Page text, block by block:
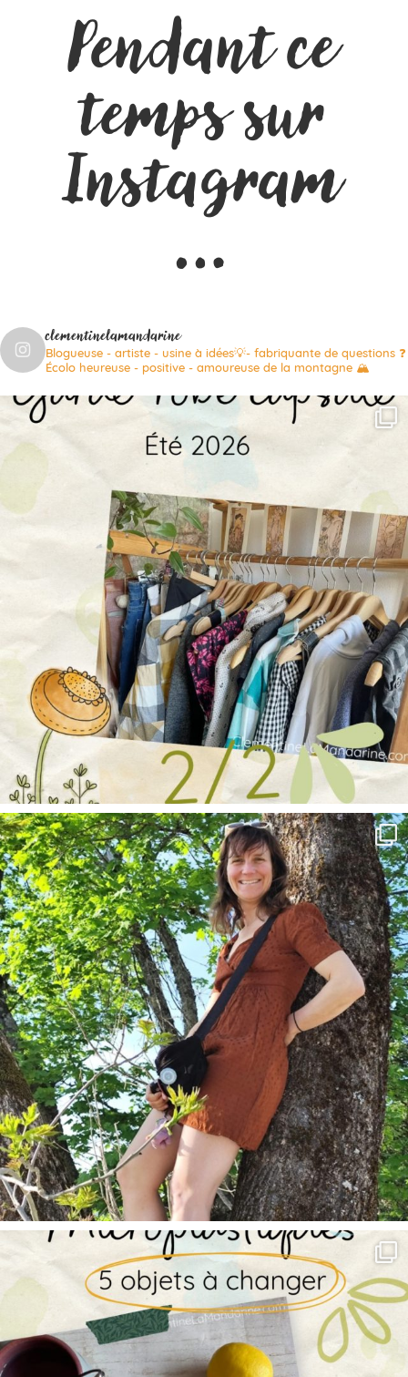
Pendant ce
temps sur
Instagram
…
clementinelamandarine
Blogueuse - artiste - usine à idées💡- fabriquante de questions ❓
Écolo heureuse - positive - amoureuse de la montagne 🏔️